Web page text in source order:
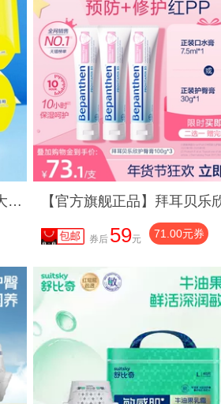
80抽10包湿巾纸家庭实惠装加大加厚大包装婴幼儿宝宝儿童手口家用
券后 59元 71.00元券